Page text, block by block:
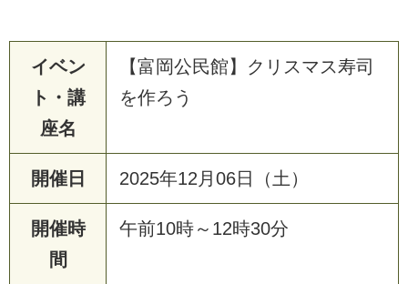
イベン
ト・講
座名
【富岡公民館】クリスマス寿司
を作ろう
開催日 2025年12月06日（土）
開催時
間
午前10時～12時30分